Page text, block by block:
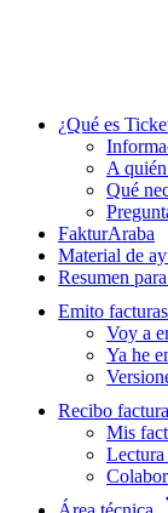
¿Qué es
A
Qué
FakturAraba
Material de
Resumen
Emito facturas
Voy a
Ya he
Recibo
Mis